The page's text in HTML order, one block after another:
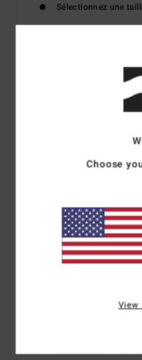
Sélectionnez une
Details &
T-Shirt à manches
Caractéristiques
Coupe : coupe regular
Encolure :__ col rond
Imprimé à l'encre
Traçabilité du produit (Loi
Livraison & Retours
Choose